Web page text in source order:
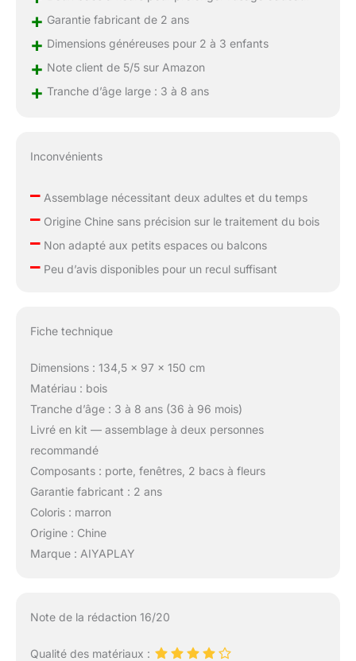
+ Garantie fabricant de 2 ans
+ Dimensions généreuses pour 2 à 3 enfants
+ Note client de 5/5 sur Amazon
+ Tranche d’âge large : 3 à 8 ans
Inconvénients
–Assemblage nécessitant deux adultes et du temps
–Origine Chine sans précision sur le traitement du bois
–Non adapté aux petits espaces ou balcons
–Peu d’avis disponibles pour un recul suffisant
Fiche technique
Dimensions : 134,5 x 97 x 150 cm
Matériau : bois
Tranche d’âge : 3 à 8 ans (36 à 96 mois)
Livré en kit — assemblage à deux personnes
recommandé
Composants : porte, fenêtres, 2 bacs à fleurs
Garantie fabricant : 2 ans
Coloris : marron
Origine : Chine
Marque : AIYAPLAY
Note de la rédaction 16/20
Qualité des matériaux :